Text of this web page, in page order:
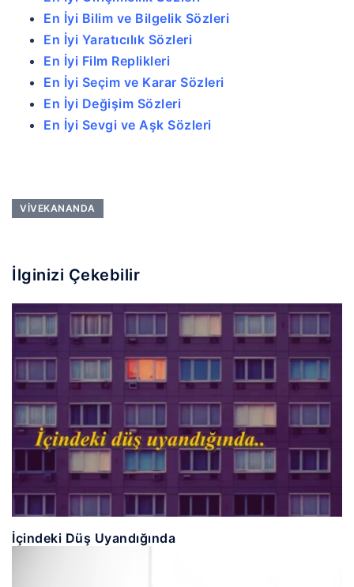
En İyi Bilim ve Bilgelik Sözleri
En İyi Yaratıcılık Sözleri
En İyi Film Replikleri
En İyi Seçim ve Karar Sözleri
En İyi Değişim Sözleri
En İyi Sevgi ve Aşk Sözleri
VIVEKANANDA
İlginizi Çekebilir
İçindeki Düş Uyandığında